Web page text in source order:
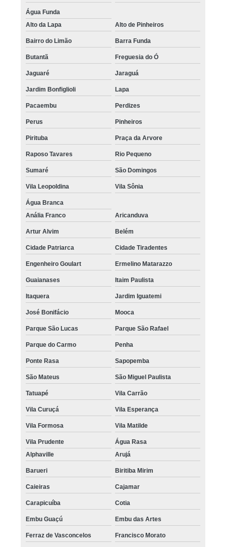
Água Funda
Alto da Lapa
Alto de Pinheiros
Bairro do Limão Barra Funda
Butantã Freguesia do Ó
Jaguaré Jaraguá
Jardim Bonfiglioli Lapa
Pacaembu Perdizes
Perus Pinheiros
Pirituba Praça da Arvore
Raposo Tavares Rio Pequeno
Sumaré São Domingos
Vila Leopoldina Vila Sônia
Água Branca
Anália Franco
Aricanduva
Artur Alvim Belém
Cidade Patriarca Cidade Tiradentes
Engenheiro Goulart Ermelino Matarazzo
Guaianases Itaim Paulista
Itaquera Jardim Iguatemi
José Bonifácio Mooca
Parque São Lucas Parque São Rafael
Parque do Carmo Penha
Ponte Rasa Sapopemba
São Mateus São Miguel Paulista
Tatuapé Vila Carrão
Vila Curuçá Vila Esperança
Vila Formosa Vila Matilde
Vila Prudente
Água Rasa
Alphaville
Arujá
Barueri Biritiba Mirim
Caieiras Cajamar
Carapicuíba Cotia
Embu Guaçú Embu das Artes
Ferraz de Vasconcelos Francisco Morato